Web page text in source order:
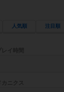
人気順 注目順
安となる所要時間を指
ます。直感的にゲー
ーム性を構成するコア